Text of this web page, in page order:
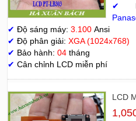
✔
✔ Độ sáng máy: 3.100 Ansi
✔ Độ phân giải: XGA (1024x768)
✔ Bảo hành: 04 tháng
✔ Cân chỉnh LCD miễn phí
LCD